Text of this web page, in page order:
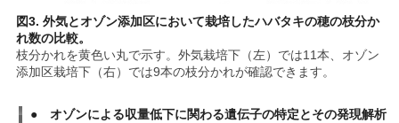
図3. 外気とオゾン添加区において栽培したハバタキの穂の枝分か
れ数の比較。
枝分かれを黄色い丸で示す。外気栽培下（左）では11本、オゾン
添加区栽培下（右）では9本の枝分かれが確認できます。
● オゾンによる収量低下に関わる遺伝子の特定とその発現解析